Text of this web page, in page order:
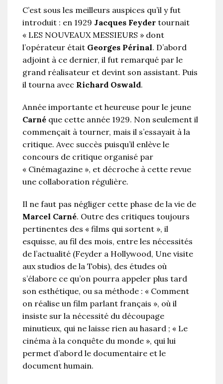
C’est sous les meilleurs auspices qu’il y fut
introduit : en 1929 Jacques Feyder tournait
« LES NOUVEAUX MESSIEURS » dont
l’opérateur était Georges Périnal. D’abord
adjoint à ce dernier, il fut remarqué par le
grand réalisateur et devint son assistant. Puis
il tourna avec Richard Oswald.
Année importante et heureuse pour le jeune
Carné que cette année 1929. Non seulement il
commençait à tourner, mais il s’essayait à la
critique. Avec succès puisqu’il enlève le
concours de critique organisé par
« Cinémagazine », et décroche à cette revue
une collaboration régulière.
Il ne faut pas négliger cette phase de la vie de
Marcel Carné. Outre des critiques toujours
pertinentes des « films qui sortent », il
esquisse, au fil des mois, entre les nécessités
de l’actualité (Feyder a Hollywood, Une visite
aux studios de la Tobis), des études où
s’élabore ce qu’on pourra appeler plus tard
son esthétique, ou sa méthode : « Comment
on réalise un film parlant français », où il
insiste sur la nécessité du découpage
minutieux, qui ne laisse rien au hasard ; « Le
cinéma à la conquête du monde », qui lui
permet d’abord le documentaire et le
document humain.